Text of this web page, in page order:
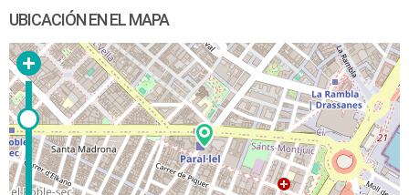
UBICACIÓN EN EL MAPA